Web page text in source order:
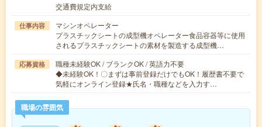
交通費規定内支給
仕事内容
マシンオペレーター
プラスチックシートの成型機オペレーター食品容器等に使用
されるプラスチックシートの素材を製造する成型機…
応募資格
職種未経験OK / ブランクOK / 英語力不要
◆未経験OK！〇まずは事前登録だけでもOK！履歴書不要で
気軽にオンライン登録★氏名・職種などを入力す…
職場の雰囲気